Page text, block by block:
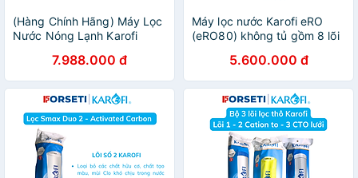
(Hàng Chính Hãng) Máy Lọc
Nước Nóng Lạnh Karofi
7.988.000 đ
Máy lọc nước Karofi eRO
(eRO80) không tủ gồm 8 lõi
5.600.000 đ